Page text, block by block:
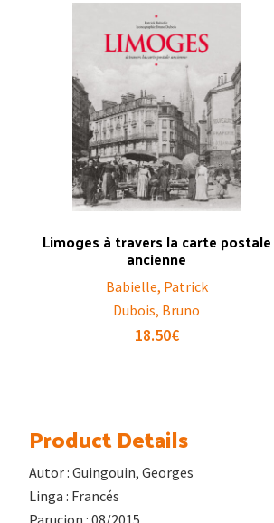
Limoges à travers la carte postale
ancienne
Babielle, Patrick
Dubois, Bruno
18.50€
Product Details
Autor : Guingouin, Georges
Linga : Francés
Parucion : 08/2015